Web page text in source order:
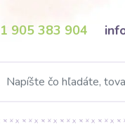
905 383 904